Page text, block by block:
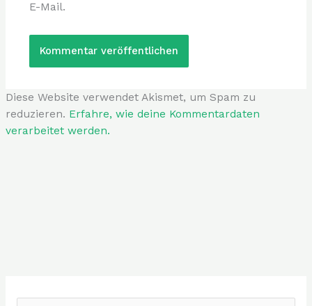
E-Mail.
Diese Website verwendet Akismet, um Spam zu
reduzieren. Erfahre, wie deine Kommentardaten
verarbeitet werden.